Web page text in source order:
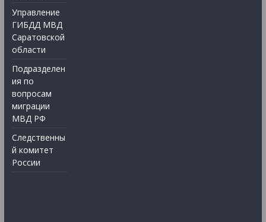
Управление
ГИБДД МВД
Саратовской
области
Подразделен
ия по
вопросам
миграции
МВД РФ
Следственны
й комитет
России